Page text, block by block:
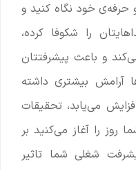
خود نگاه کنید و
را شکوفا کرده،
و باعث پیشرفتتان
بیشتری داشته
می‌یابد، تحقیقات
روز را آغاز می‌کنید بر
شغلی شما تاثیر